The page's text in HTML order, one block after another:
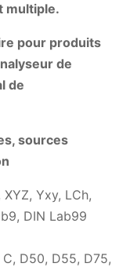
multiple.
sources
XYZ, Yxy, LCh,
DIN Lab99
D50, D55, D75,